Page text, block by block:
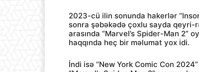
2023-cü ilin sonunda hakerlər
sonra şəbəkədə çoxlu sayda
arasında “Marvel’s Spider-Man 2”
haqqında heç bir məlumat yox idi.
İndi isə “New York Comic Con